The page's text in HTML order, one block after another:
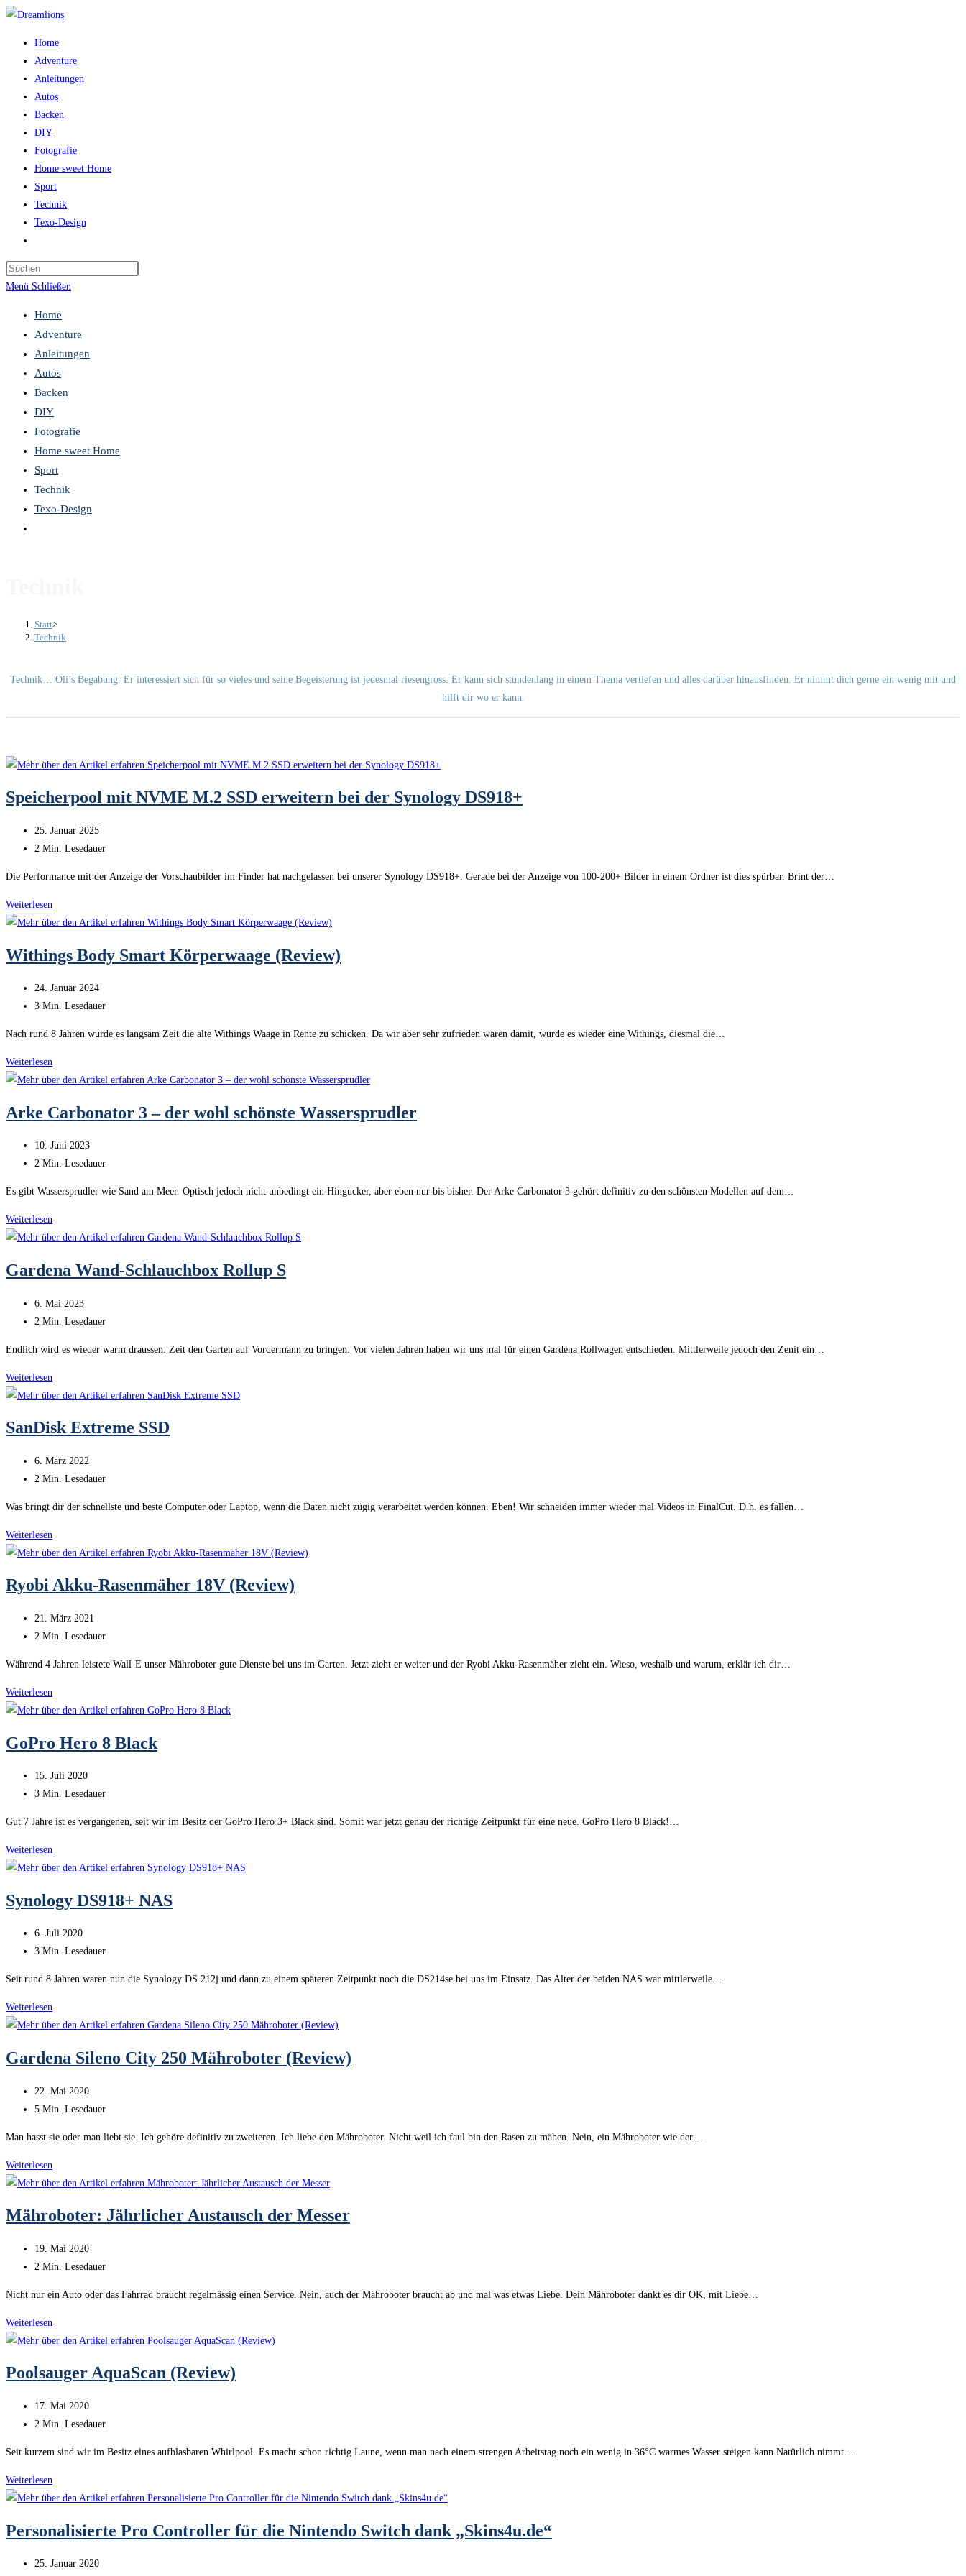
Zum
springen
Home
Adventure
Anleitungen
Autos
Backen
DIY
Fotografie
Home sweet Home
Sport
Technik
Texo-Design
umschalten
Menü Schließen
Home
Adventure
Anleitungen
Autos
Backen
DIY
Fotografie
Home sweet Home
Sport
Technik
Texo-Design
Start>
Technik
Technik… Oli’s Begabung. Er interessiert sich für so vieles und seine Begeisterung ist jedesmal riesengross. Er kann sich stundenlang in einem Thema vertiefen und alles darüber hinausfinden. Er nimmt dich gerne ein wenig mit und
hilft dir wo er kann.
Speicherpool mit NVME M.2 SSD erweitern bei der Synology DS918+
Beitrag
veröffentlicht:
25. Januar 2025
Lesedauer:
2 Min. Lesedauer
Die Performance mit der Anzeige der Vorschaubilder im Finder hat nachgelassen bei unserer Synology DS918+. Gerade bei der Anzeige von 100-200+ Bilder in einem Ordner ist dies spürbar. Brint der…
Weiterlesen
mit
M.2
erweitern
bei
der
DS918+
Withings Body Smart Körperwaage (Review)
Beitrag
veröffentlicht:
24. Januar 2024
Lesedauer:
3 Min. Lesedauer
Nach rund 8 Jahren wurde es langsam Zeit die alte Withings Waage in Rente zu schicken. Da wir aber sehr zufrieden waren damit, wurde es wieder eine Withings, diesmal die…
Weiterlesen
Body
Körperwaage
Arke Carbonator 3 – der wohl schönste Wassersprudler
Beitrag
veröffentlicht:
10. Juni 2023
Lesedauer:
2 Min. Lesedauer
Es gibt Wassersprudler wie Sand am Meer. Optisch jedoch nicht unbedingt ein Hingucker, aber eben nur bis bisher. Der Arke Carbonator 3 gehört definitiv zu den schönsten Modellen auf dem…
Weiterlesen
Carbonator
–
wohl
schönste
Wassersprudler
Gardena Wand-Schlauchbox Rollup S
Beitrag
veröffentlicht:
6. Mai 2023
Lesedauer:
2 Min. Lesedauer
Endlich wird es wieder warm draussen. Zeit den Garten auf Vordermann zu bringen. Vor vielen Jahren haben wir uns mal für einen Gardena Rollwagen entschieden. Mittlerweile jedoch den Zenit ein…
Weiterlesen
Wand-
Rollup
SanDisk Extreme SSD
Beitrag
veröffentlicht:
6. März 2022
Lesedauer:
2 Min. Lesedauer
Was bringt dir der schnellste und beste Computer oder Laptop, wenn die Daten nicht zügig verarbeitet werden können. Eben! Wir schneiden immer wieder mal Videos in FinalCut. D.h. es fallen…
Weiterlesen
Extreme
Ryobi Akku-Rasenmäher 18V (Review)
Beitrag
veröffentlicht:
21. März 2021
Lesedauer:
2 Min. Lesedauer
Während 4 Jahren leistete Wall-E unser Mähroboter gute Dienste bei uns im Garten. Jetzt zieht er weiter und der Ryobi Akku-Rasenmäher zieht ein. Wieso, weshalb und warum, erklär ich dir…
Weiterlesen
Akku-
18V
GoPro Hero 8 Black
Beitrag
veröffentlicht:
15. Juli 2020
Lesedauer:
3 Min. Lesedauer
Gut 7 Jahre ist es vergangenen, seit wir im Besitz der GoPro Hero 3+ Black sind. Somit war jetzt genau der richtige Zeitpunkt für eine neue. GoPro Hero 8 Black!…
Weiterlesen
Hero
Black
Synology DS918+ NAS
Beitrag
veröffentlicht:
6. Juli 2020
Lesedauer:
3 Min. Lesedauer
Seit rund 8 Jahren waren nun die Synology DS 212j und dann zu einem späteren Zeitpunkt noch die DS214se bei uns im Einsatz. Das Alter der beiden NAS war mittlerweile…
Weiterlesen
DS918+
Gardena Sileno City 250 Mähroboter (Review)
Beitrag
veröffentlicht:
22. Mai 2020
Lesedauer:
5 Min. Lesedauer
Man hasst sie oder man liebt sie. Ich gehöre definitiv zu zweiteren. Ich liebe den Mähroboter. Nicht weil ich faul bin den Rasen zu mähen. Nein, ein Mähroboter wie der…
Weiterlesen
Sileno
250
(Review)
Mähroboter: Jährlicher Austausch der Messer
Beitrag
veröffentlicht:
19. Mai 2020
Lesedauer:
2 Min. Lesedauer
Nicht nur ein Auto oder das Fahrrad braucht regelmässig einen Service. Nein, auch der Mähroboter braucht ab und mal was etwas Liebe. Dein Mähroboter dankt es dir OK, mit Liebe…
Weiterlesen
Jährlicher
der
Poolsauger AquaScan (Review)
Beitrag
veröffentlicht:
17. Mai 2020
Lesedauer:
2 Min. Lesedauer
Seit kurzem sind wir im Besitz eines aufblasbaren Whirlpool. Es macht schon richtig Laune, wenn man nach einem strengen Arbeitstag noch ein wenig in 36°C warmes Wasser steigen kann.Natürlich nimmt…
Weiterlesen
AquaScan
Personalisierte Pro Controller für die Nintendo Switch dank „Skins4u.de“
Beitrag
25. Januar 2020